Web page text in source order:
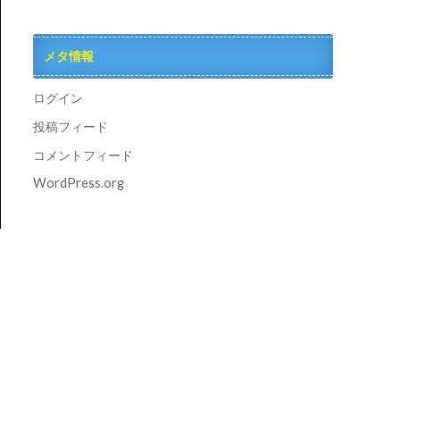
メタ情報
ログイン
投稿フィード
コメントフィード
WordPress.org